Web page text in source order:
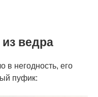
ведра
в негодность, его
пуфик: